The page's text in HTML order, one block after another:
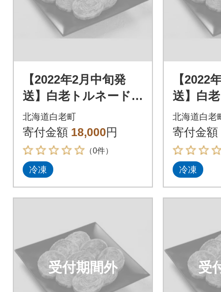
【2022年2月中旬発
送】白老トルネード
ステーキ 1パック3枚
(合計180g)×3パック
北海道白老町
寄付金額 18,000円
（0件）
冷凍
【2022
送】白
ステー
(合計
北海道白老
寄付金額
冷凍
受付期間外 受